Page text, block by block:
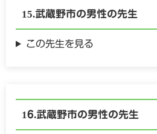
武蔵野市の男性の先生
この先生を見る
武蔵野市の男性の先生